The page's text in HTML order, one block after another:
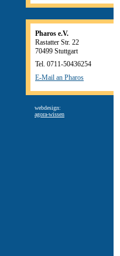
Pharos e.V.
Rastatter Str. 22
70499 Stuttgart
Tel. 0711-50436254
E-Mail an Pharos
webdesign:
agora-wissen